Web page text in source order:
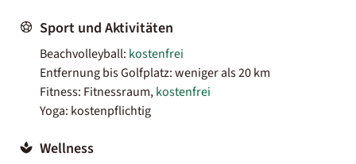
Sport und Aktivitäten
Beachvolleyball: kostenfrei
Entfernung bis Golfplatz: weniger als 20 km
Fitness: Fitnessraum,kostenfrei
Yoga: kostenpflichtig
Wellness